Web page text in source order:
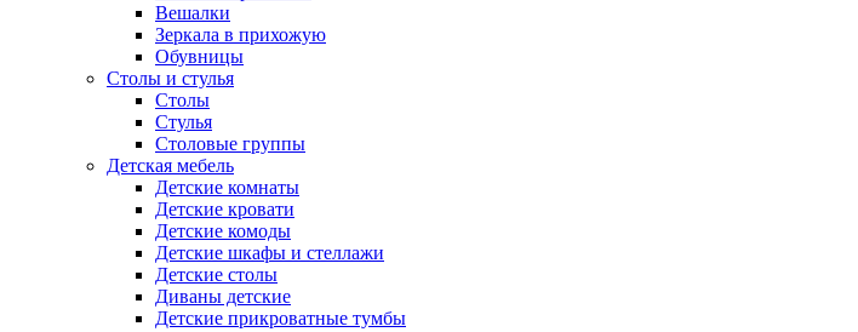
Вешалки
Зеркала в прихожую
Обувницы
Столы и стулья
Столы
Стулья
Столовые группы
Детская мебель
Детские комнаты
Детские кровати
Детские комоды
Детские шкафы и стеллажи
Детские столы
Диваны детские
Детские прикроватные тумбы